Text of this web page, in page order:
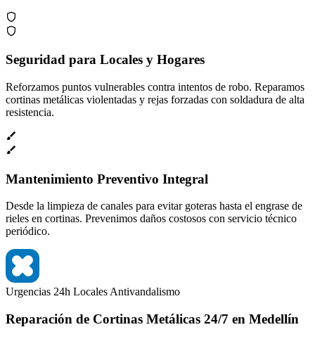
Seguridad para Locales y Hogares
Reforzamos puntos vulnerables contra intentos de robo. Reparamos
cortinas metálicas violentadas y rejas forzadas con soldadura de alta
resistencia.
Mantenimiento Preventivo Integral
Desde la limpieza de canales para evitar goteras hasta el engrase de
rieles en cortinas. Prevenimos daños costosos con servicio técnico
periódico.
Urgencias 24h LocalesAntivandalismo
Reparación de Cortinas Metálicas 24/7 en Medellín